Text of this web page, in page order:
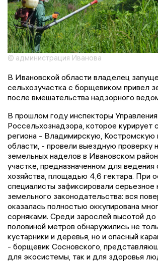
© администрация Иванова
В Ивановской области владелец
сельхозучастка с борщевиком привел
после вмешательства надзорного
В прошлом году инспекторы Управления
Россельхознадзора, которое курирует
региона - Владимирскую, Костромскую
области, - провели выездную проверку
земельных наделов в Ивановском
участке, предназначенном для ведения
хозяйства, площадью 4,6 гектара. При
специалисты зафиксировали серьезное
земельного законодательства: вся
оказалась полностью оккупирована
сорняками. Среди зарослей высотой до
половиной метров обнаружились не
кустарники и деревья, но и опасный
- борщевик Сосновского,
для экосистемы, так и для здоровья